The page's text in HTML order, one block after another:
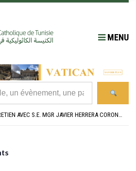
MENU
L’ÉCOLE JEANNE D’ARC CÉLÈBRE SES NOUVEAUX BACHELIERS : UNE TRADITION QUI RASSEMBLE
ENTRETIEN AVEC S.E. MGR JAVIER HERRERA CORONA, NONCE APOSTOLIQUE EN ALGÉRIE ET EN TUNISIE